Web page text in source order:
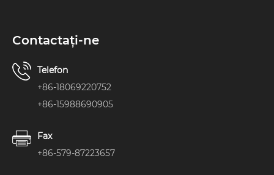
Contactaţi-ne
Telefon
+86-18069220752
+86-15988690905
Fax
+86-579-87223657